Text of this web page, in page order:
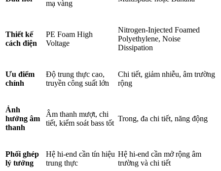
mạ vàng
Thiết kế
cách điện
PE Foam High
Voltage
Nitrogen-Injected Foamed
Polyethylene, Noise
Dissipation
Ưu điểm
chính
Độ trung thực cao,
truyền công suất lớn
Chi tiết, giảm nhiễu, âm trường
rộng
Ảnh
hưởng âm
thanh
Âm thanh mượt, chi
tiết, kiểm soát bass tốt
Trong, đa chi tiết, năng động
Phối ghép
lý tưởng
Hệ hi-end cần tín hiệu
trung thực
Hệ hi-end cần mở rộng âm
trường và chi tiết